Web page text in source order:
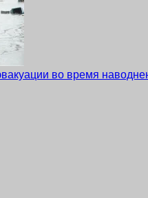
во время